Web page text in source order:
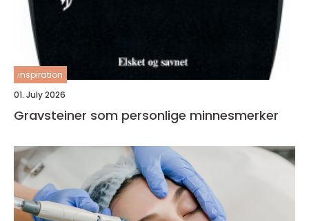
inspiration
01. July 2026
Gravsteiner som personlige minnesmerker